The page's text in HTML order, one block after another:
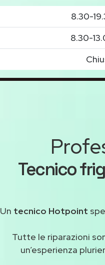
8.30-
8.30-
Tecnico
Un tecnico Hotpoint
Tutte le riparazioni
un’esperienza